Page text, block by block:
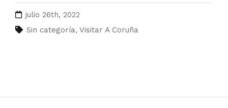
julio 26th, 2022
Sin categoría, Visitar A Coruña